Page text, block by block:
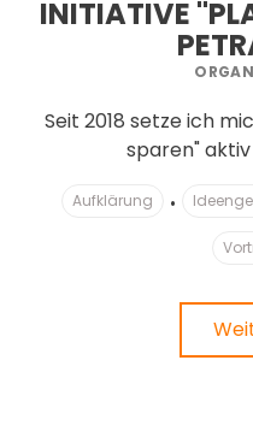
INITIATIVE
Seit 2018 setze ich
sparen"
Aufklärung